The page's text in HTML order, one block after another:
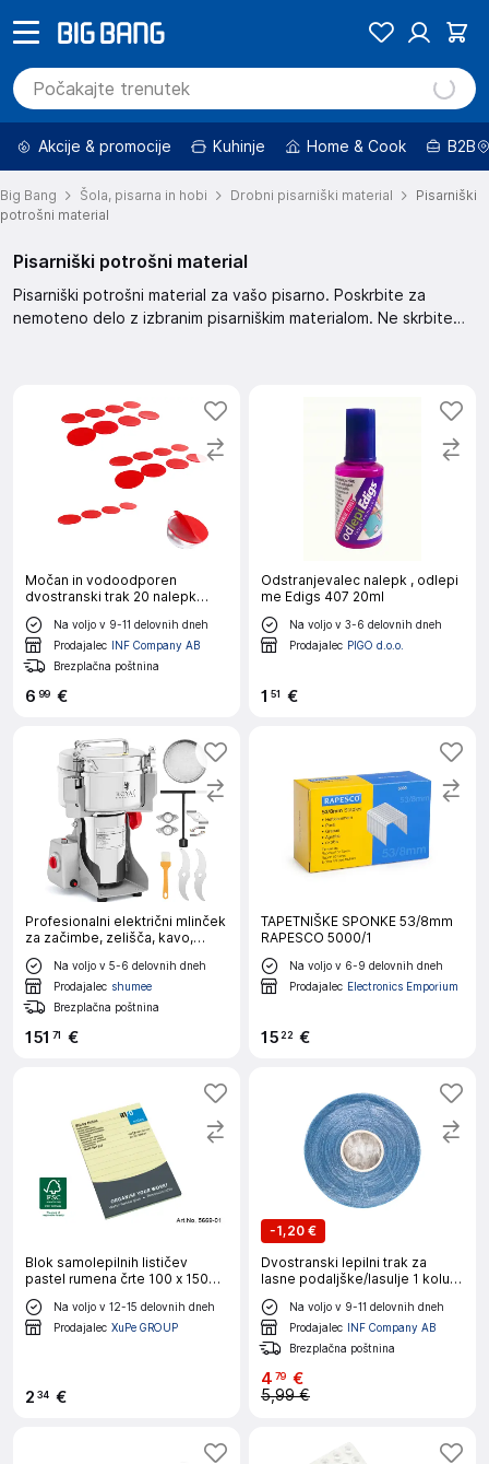
Akcije & promocije Kuhinje Home & Cook B2B
Big Bang Šola, pisarna in hobi Drobni pisarniški material
Pisarniški
potrošni material
Pisarniški potrošni material
Pisarniški potrošni material za vašo pisarno. Poskrbite za
nemoteno delo z izbranim pisarniškim materialom. Ne skrbite
Močan in vodoodporen
dvostranski trak 20 nalepk
Transparent
Na voljo v 9-11 delovnih dneh
Prodajalec INF Company AB
Brezplačna poštnina
6 99 €
Odstranjevalec nalepk , odlepi
me Edigs 407 20ml
Na voljo v 3-6 delovnih dneh
Prodajalec PIGO d.o.o.
1 51 €
Profesionalni električni mlinček
za začimbe, zelišča, kavo,
orehe, 1000 g, 3000 W
Na voljo v 5-6 delovnih dneh
Prodajalec shumee
Brezplačna poštnina
151 71 €
TAPETNIŠKE SPONKE 53/8mm
RAPESCO 5000/1
Na voljo v 6-9 delovnih dneh
Prodajalec Electronics Emporium
15 22 €
Blok samolepilnih lističev
pastel rumena črte 100 x 150
100l 5669-01
Na voljo v 12-15 delovnih dneh
Prodajalec XuPe GROUP
2 34 €
-1,20 €
Dvostranski lepilni trak za
lasne podaljške/lasulje 1 kolut
0,8 cm
Na voljo v 9-11 delovnih dneh
Prodajalec INF Company AB
Brezplačna poštnina
4 79 €
5,99 €